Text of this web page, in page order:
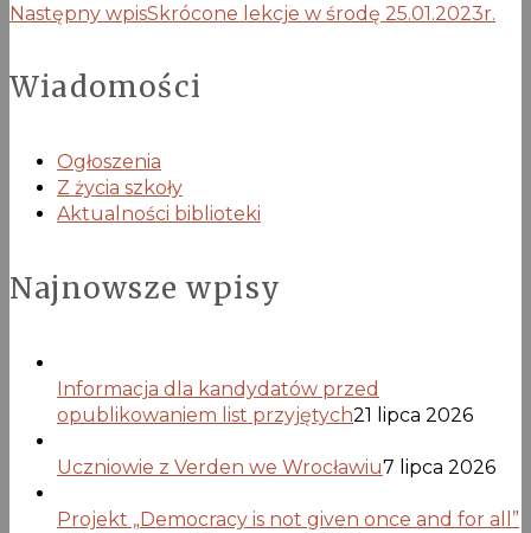
Następny wpisSkrócone lekcje w środę 25.01.2023r.
Wiadomości
Ogłoszenia
Z życia szkoły
Aktualności biblioteki
Najnowsze wpisy
Informacja dla kandydatów przed
opublikowaniem list przyjętych21 lipca 2026
Uczniowie z Verden we Wrocławiu7 lipca 2026
Projekt „Democracy is not given once and for all”